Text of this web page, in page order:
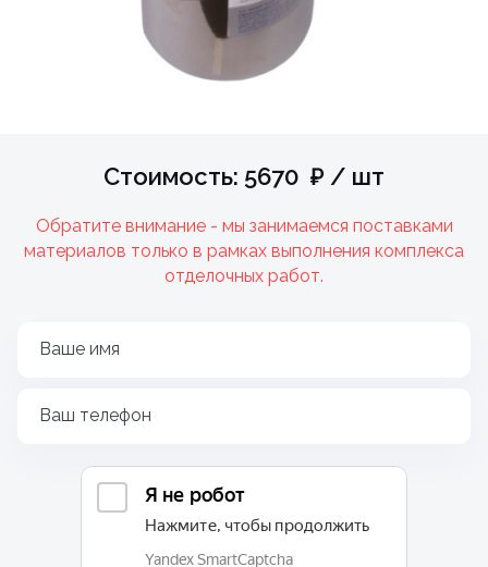
Стоимость: 5670 ₽ / шт
Обратите внимание - мы занимаемся поставками
материалов только в рамках выполнения комплекса
отделочных работ.
Ваше имя
Ваш телефон